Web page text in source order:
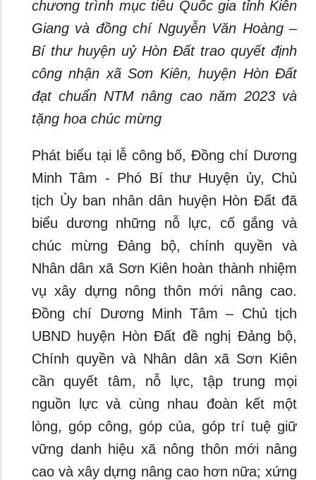
chương trình mục tiêu Quốc gia tỉnh Kiên
Giang và đồng chí Nguyễn Văn Hoàng –
Bí thư huyện uỷ Hòn Đất trao quyết định
công nhận xã Sơn Kiên, huyện Hòn Đất
đạt chuẩn NTM nâng cao năm 2023 và
tặng hoa chúc mừng
Phát biểu tại lễ công bố, Đồng chí Dương
Minh Tâm - Phó Bí thư Huyện ủy, Chủ
tịch Ủy ban nhân dân huyện Hòn Đất đã
biểu dương những nỗ lực, cố gắng và
chúc mừng Đảng bộ, chính quyền và
Nhân dân xã Sơn Kiên hoàn thành nhiệm
vụ xây dựng nông thôn mới nâng cao.
Đồng chí Dương Minh Tâm – Chủ tịch
UBND huyện Hòn Đất đề nghị Đảng bộ,
Chính quyền và Nhân dân xã Sơn Kiên
cần quyết tâm, nỗ lực, tập trung mọi
nguồn lực và cùng nhau đoàn kết một
lòng, góp công, góp của, góp trí tuệ giữ
vững danh hiệu xã nông thôn mới nâng
cao và xây dựng nâng cao hơn nữa; xứng